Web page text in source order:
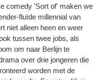
comedy 'Sort of' maken we
fluïde millennial van
niet alleen heen en weer
tussen twee jobs, als
om naar Berlijn te
over drie jongeren die
worden met de